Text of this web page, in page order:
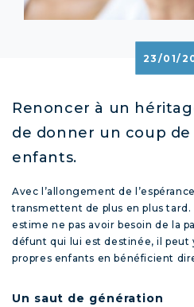
23/01/
Renoncer à un
de donner un coup de
enfants.
Avec l’allongement de
transmettent de plus en plus
estime ne pas avoir besoin de la
défunt qui lui est destinée, il peut
propres enfants en bénéficient
Un saut de génération